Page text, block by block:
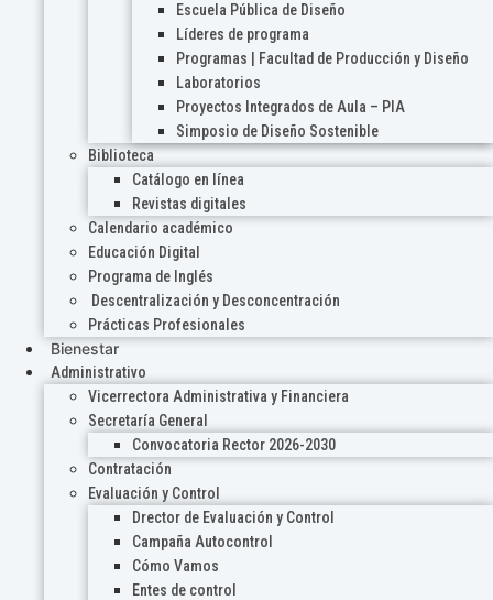
Escuela Pública de Diseño
Líderes de programa
Programas | Facultad de Producción y Diseño
Laboratorios
Proyectos Integrados de Aula – PIA
Simposio de Diseño Sostenible
Biblioteca
Catálogo en línea
Revistas digitales
Calendario académico
Educación Digital
Programa de Inglés
Descentralización y Desconcentración
Prácticas Profesionales
Bienestar
Administrativo
Vicerrectora Administrativa y Financiera
Secretaría General
Convocatoria Rector 2026-2030
Contratación
Evaluación y Control
Drector de Evaluación y Control
Campaña Autocontrol
Cómo Vamos
Entes de control